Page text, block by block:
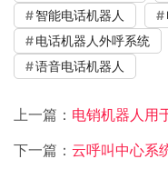
智能电话机器人
电话机器人外呼系统
语音电话机器人
上一篇： 电销机器人用于
下一篇： 云呼叫中心系